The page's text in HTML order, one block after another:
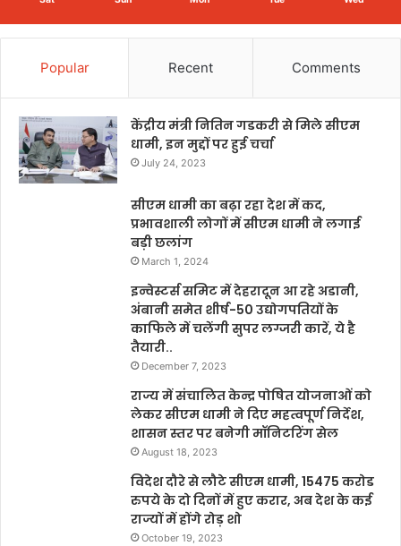
Popular Recent Comments
केंद्रीय मंत्री नितिन गडकरी से मिले सीएम
धामी, इन मुद्दों पर हुई चर्चा
July 24, 2023
सीएम धामी का बढ़ा रहा देश में कद,
प्रभावशाली लोगों में सीएम धामी ने लगाई
बड़ी छलांग
March 1, 2024
इन्वेस्टर्स समिट में देहरादून आ रहे अडानी,
अंबानी समेत शीर्ष-50 उद्योगपतियों के
काफिले में चलेंगी सुपर लग्जरी कारें, ये है
तैयारी..
December 7, 2023
राज्य में संचालित केन्द्र पोषित योजनाओं को
लेकर सीएम धामी ने दिए महत्वपूर्ण निर्देश,
शासन स्तर पर बनेगी मॉनिटरिंग सेल
August 18, 2023
विदेश दौरे से लौटे सीएम धामी, 15475 करोड
रुपये के दो दिनों में हुए करार, अब देश के कई
राज्यों में होंगे रोड़ शो
October 19, 2023